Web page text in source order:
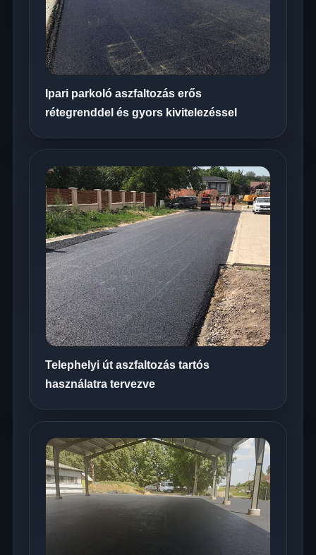
Ipari parkoló aszfaltozás erős
rétegrenddel és gyors kivitelezéssel
Telephelyi út aszfaltozás tartós
használatra tervezve